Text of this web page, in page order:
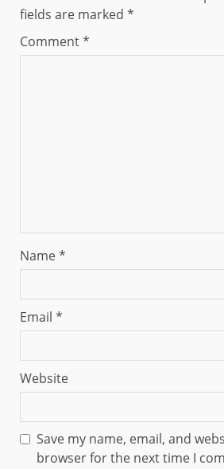
fields are marked *
Comment*
Name*
Email *
Website
Save my name, email, and
browser for the next time I